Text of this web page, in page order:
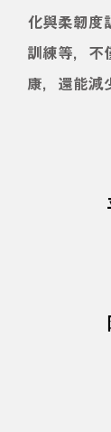
化與柔韌度
訓練等，不
康，還能減